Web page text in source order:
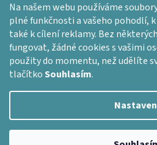
Na našem webu používáme
plné funkčnosti a vašeho pohodlí,
také k cílení reklamy. Bez
fungovat, žádné cookies s vašimi
použity do momentu, než udělíte
tlačítkoSouhlasím.
Vytvořil